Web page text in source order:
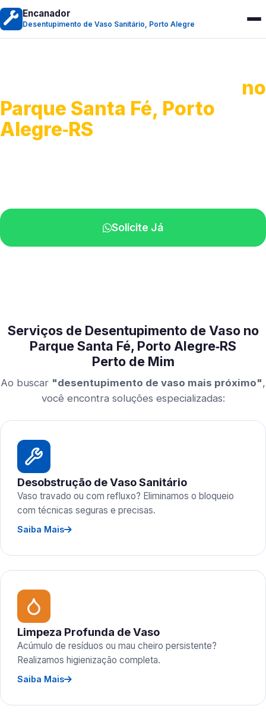
Encanador
Desentupimento de Vaso Sanitário, Porto Alegre
no
Parque Santa Fé, Porto
Alegre‑RS
Solicite Já
Serviços de Desentupimento de Vaso no
Parque Santa Fé, Porto Alegre‑RS
Perto de Mim
Ao buscar "desentupimento de vaso mais próximo",
você encontra soluções especializadas:
Desobstrução de Vaso Sanitário
Vaso travado ou com refluxo? Eliminamos o bloqueio
com técnicas seguras e precisas.
Saiba Mais
Limpeza Profunda de Vaso
Acúmulo de resíduos ou mau cheiro persistente?
Realizamos higienização completa.
Saiba Mais